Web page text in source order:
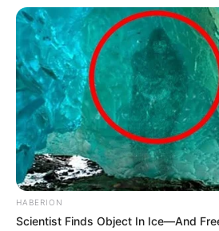
ΤΑΥΤΟΤΗΤΑ ΚΑΙ ΕΠΙΚΟΙΝΩΝΙΑ
© 2025 EVIANEWS του
HABERION
Scientist Finds Object In Ice—And